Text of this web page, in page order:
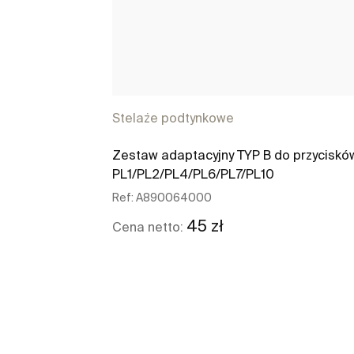
Stelaże podtynkowe
Zestaw adaptacyjny TYP B do
PL1/PL2/PL4/PL6/PL7/PL10
Ref: A890064000
Cena netto: 45 zł